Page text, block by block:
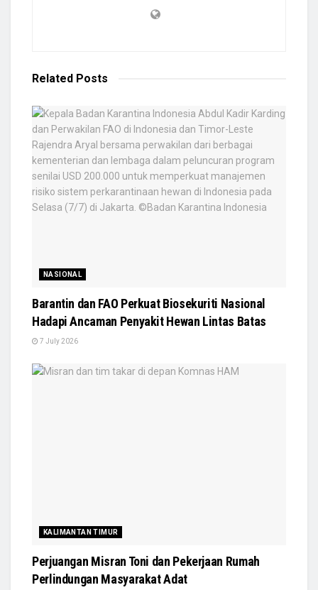
Related Posts
NASIONAL
Barantin dan FAO Perkuat Biosekuriti Nasional
Hadapi Ancaman Penyakit Hewan Lintas Batas
7 July 2026
KALIMANTAN TIMUR
Perjuangan Misran Toni dan Pekerjaan Rumah
Perlindungan Masyarakat Adat